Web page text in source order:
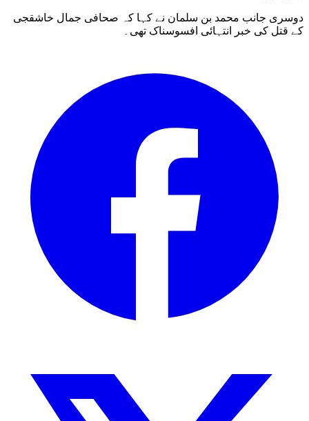
دوسری جانب محمد بن سلمان نے کہا کہ صحافی جمال خاشقجی
کے قتل کی خبر انتہائی افسوسناک تھی۔